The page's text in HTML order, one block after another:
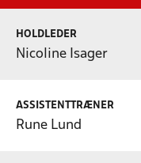
HOLDLEDER
Nicoline Isager
ASSISTENTTRÆNER
Rune Lund